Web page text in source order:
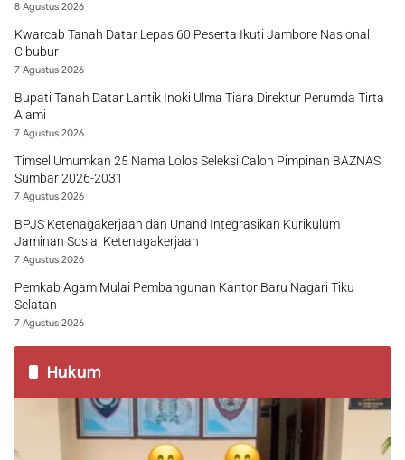
8 Agustus 2026
Kwarcab Tanah Datar Lepas 60 Peserta Ikuti Jambore Nasional
Cibubur
7 Agustus 2026
Bupati Tanah Datar Lantik Inoki Ulma Tiara Direktur Perumda Tirta
Alami
7 Agustus 2026
Timsel Umumkan 25 Nama Lolos Seleksi Calon Pimpinan BAZNAS
Sumbar 2026-2031
7 Agustus 2026
BPJS Ketenagakerjaan dan Unand Integrasikan Kurikulum
Jaminan Sosial Ketenagakerjaan
7 Agustus 2026
Pemkab Agam Mulai Pembangunan Kantor Baru Nagari Tiku
Selatan
7 Agustus 2026
Hukum